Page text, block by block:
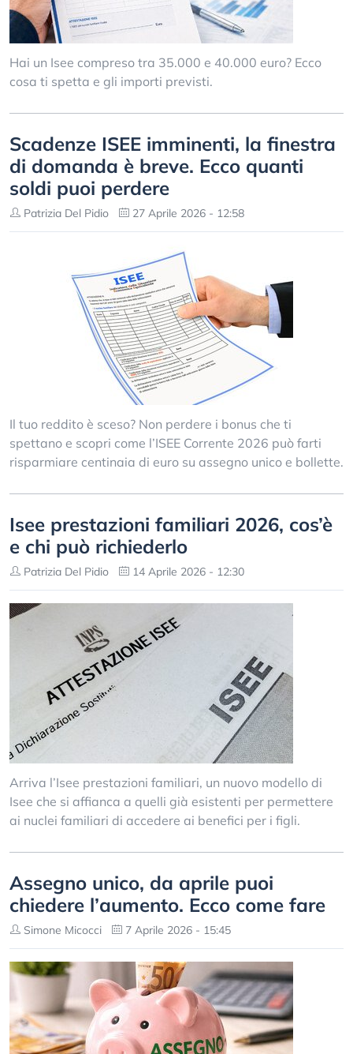
Hai un Isee compreso tra 35.000 e 40.000 euro? Ecco
cosa ti spetta e gli importi previsti.
Scadenze ISEE imminenti, la finestra
di domanda è breve. Ecco quanti
soldi puoi perdere
Patrizia Del Pidio 27 Aprile 2026 - 12:58
Il tuo reddito è sceso? Non perdere i bonus che ti
spettano e scopri come l’ISEE Corrente 2026 può farti
risparmiare centinaia di euro su assegno unico e bollette.
Isee prestazioni familiari 2026, cos’è
e chi può richiederlo
Patrizia Del Pidio 14 Aprile 2026 - 12:30
Arriva l’Isee prestazioni familiari, un nuovo modello di
Isee che si affianca a quelli già esistenti per permettere
ai nuclei familiari di accedere ai benefici per i figli.
Assegno unico, da aprile puoi
chiedere l’aumento. Ecco come fare
Simone Micocci 7 Aprile 2026 - 15:45